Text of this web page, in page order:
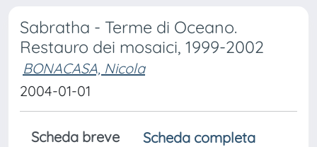
Sabratha - Terme di Oceano.
Restauro dei mosaici, 1999-2002
BONACASA, Nicola
2004-01-01
Scheda breve
Scheda completa